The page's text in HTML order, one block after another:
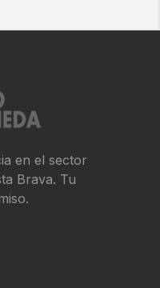
en el sector
Brava. Tu